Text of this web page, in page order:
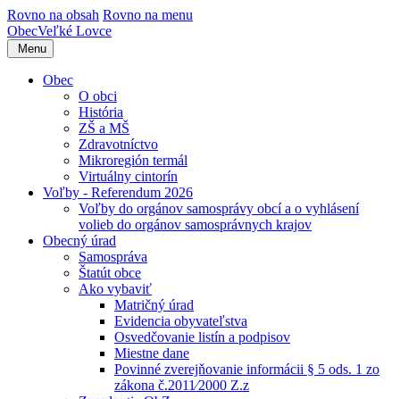
Rovno na obsah Rovno na menu
ObecVeľké Lovce
Menu
Obec
O obci
História
ZŠ a MŠ
Zdravotníctvo
Mikroregión termál
Virtuálny cintorín
Voľby - Referendum 2026
Voľby do orgánov samosprávy obcí a o vyhlásení
volieb do orgánov samosprávnych krajov
Obecný úrad
Samospráva
Štatút obce
Ako vybaviť
Matričný úrad
Evidencia obyvateľstva
Osvedčovanie listín a podpisov
Miestne dane
Povinné zverejňovanie informácii § 5 ods. 1 zo
zákona č.2011⁄2000 Z.z